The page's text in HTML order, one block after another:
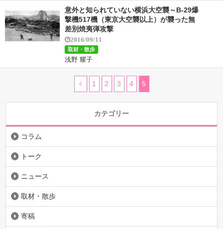
意外と知られていない横浜大空襲～B-29爆
撃機517機（東京大空襲以上）が襲った無
差別焼夷弾攻撃
2016/09/11
取材・散歩
浅野 耀子
1 2 3 4 5
カテゴリー
コラム
トーク
ニュース
取材・散歩
寄稿